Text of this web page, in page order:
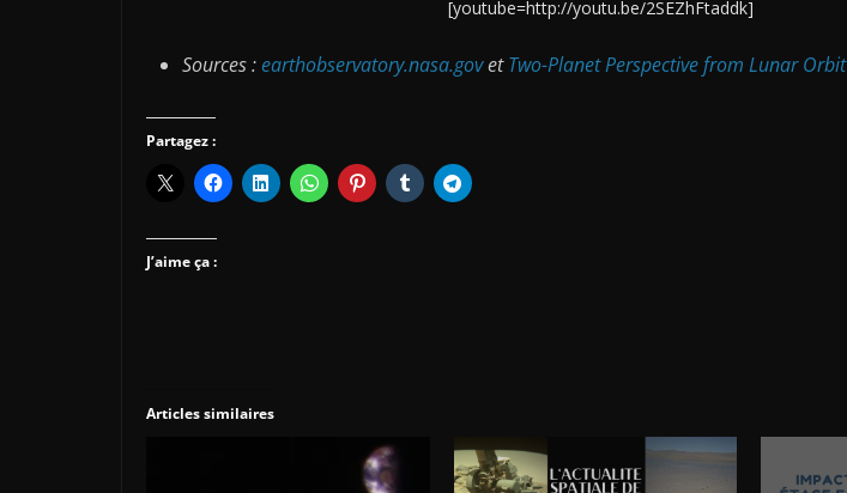
[youtube=http://youtu.be/2SEZhFtaddk]
Sources :earthobservatory.nasa.govetTwo-Planet Perspective from Lunar Orbit
Partagez :
J’aime ça :
Articles similaires